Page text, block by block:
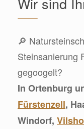
🔎
Steinsanierung
gegoogelt?
In Ortenburg
Fürstenzell,
Windorf,